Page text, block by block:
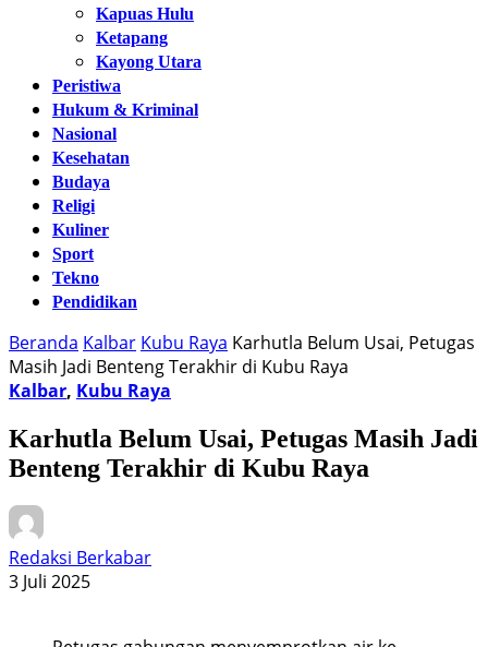
Kapuas Hulu
Ketapang
Kayong Utara
Peristiwa
Hukum & Kriminal
Nasional
Kesehatan
Budaya
Religi
Kuliner
Sport
Tekno
Pendidikan
Beranda Kalbar Kubu Raya Karhutla Belum Usai, Petugas
Masih Jadi Benteng Terakhir di Kubu Raya
Kalbar, Kubu Raya
Karhutla Belum Usai, Petugas Masih Jadi
Benteng Terakhir di Kubu Raya
Redaksi Berkabar
3 Juli 2025